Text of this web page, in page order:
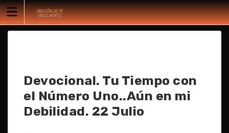
Skip
to
content
Devocional. Tu Tiempo con
el Número Uno..Aún en mi
Debilidad. 22 Julio